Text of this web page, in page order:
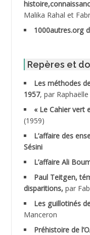
ABDOUDOU
ABID Mohamed
ABNOUN Salah
ACHACHE M.*
ACHLAF Ali
ADALMI
ADANE Ramdane *
ADDAD
Malika Rahal et
1000autres.org
Repères et
Les méthodes
1957, par
« Le Cahier vert
(1959)
L’affaire des
Sésini
L’affaire Ali
Paul Teitgen,
disparitions, par
Les guillotinés
Manceron
Préhistoire de